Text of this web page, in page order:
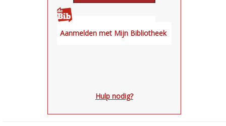
Hulp nodig?